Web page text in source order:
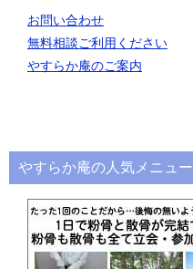
お問い合わせ
無料相談ご利用ください
やすらか庵のご案内
やすらか庵の人気メニュー